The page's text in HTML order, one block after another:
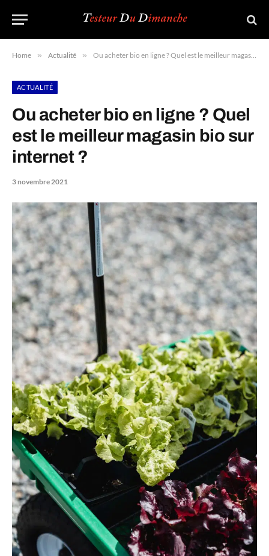
Home » Actualité » Ou acheter bio en ligne ? Quel est le meilleur magasin bio sur internet ?
ACTUALITÉ
Ou acheter bio en ligne ? Quel
est le meilleur magasin bio sur
internet ?
3 novembre 2021